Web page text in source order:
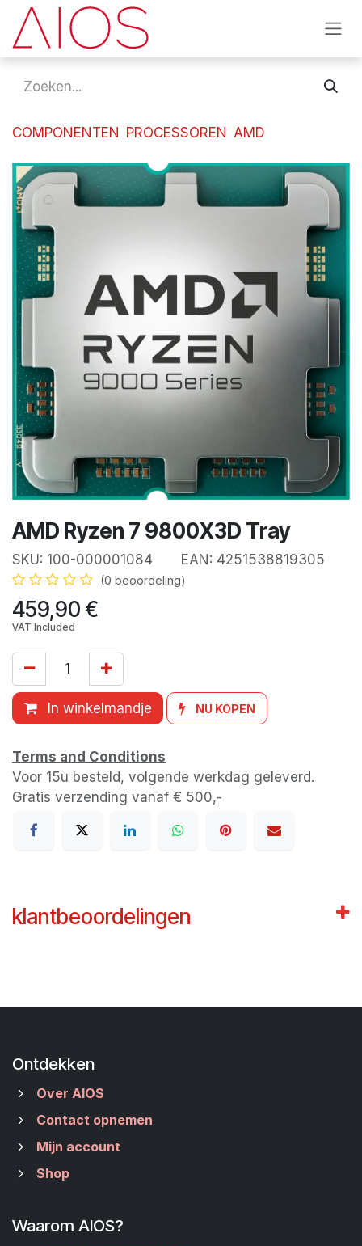
Overslaan naar inhoud
COMPONENTEN PROCESSOREN AMD
AMD Ryzen 7 9800X3D Tray
SKU: 100-000001084 EAN: 4251538819305
(0 beoordeling)
459,90€
VAT Included
In winkelmandje NU KOPEN
Terms and Conditions
Voor 15u besteld, volgende werkdag geleverd.
Gratis verzending vanaf € 500,-
klantbeoordelingen
Ontdekken
Over AIOS
Contact opnemen
Mijn account
Shop
Waarom AIOS?